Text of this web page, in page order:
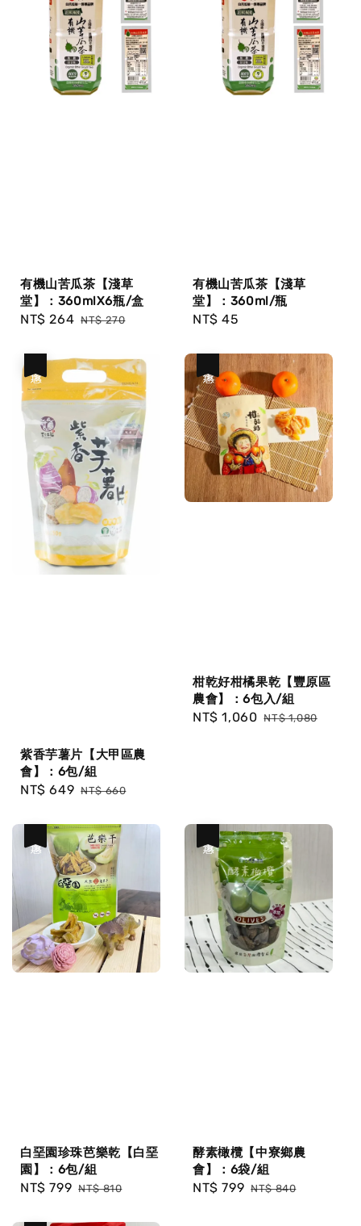
有機山苦瓜茶【淺草
堂】：360mlX6瓶/盒
Sale
NT$ 264 Regular
NT$ 270
有機山苦瓜茶【淺草
堂】：360ml/瓶
Regular
NT$ 45
紫香芋薯片【大甲區農
會】：6包/組
Sale
NT$ 649 Regular
NT$ 660
柑乾好柑橘果乾【豐原區
農會】：6包入/組
Sale
NT$ 1,060 Regular
NT$ 1,080
白堊園珍珠芭樂乾【白堊
園】：6包/組
Sale
NT$ 799 Regular
NT$ 810
酵素橄欖【中寮鄉農
會】：6袋/組
Sale
NT$ 799 Regular
NT$ 840